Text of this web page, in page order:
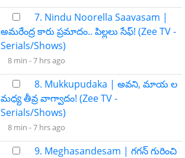
7. Nindu Noorella Saavasam |
అమరేంద్ర కారు ప్రమాదం.. పిల్లలు సేఫ్! (Zee TV -
Serials/Shows)
8 min -7 hrs ago
8. Mukkupudaka | అవని, మాయ ల
మధ్య తీవ్ర వాగ్వాదం! (Zee TV -
Serials/Shows)
8 min -7 hrs ago
9. Meghasandesam | గగన్ గురించి